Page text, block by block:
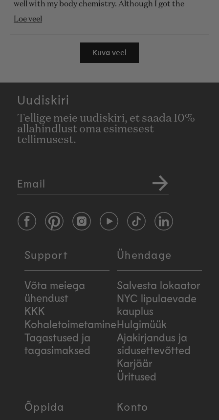
well with my body chemistry. Although I got the
personal scent space I can really smell this fragrance
Loe veelLoe
Laadin...
Kuva veel
Uudiskiri
Tellige meie uudiskiri, et saada 10%
allahindlust oma esimesest
tellimusest.
Email
FacebookPinterestInstagramYouTubeTikTokLinkedIn
Support
Võta meiega
ühendust
KKK
Kohaletoimetamine
Tagastused ja
tagasimaksed
Ühendage
Salvesta lokaator
NYC lipulaevade
kauplus
Hulgimüük
Ajakirjandus ja
sidusettevõtted
Karjäär
Üritused
Õppida Konto